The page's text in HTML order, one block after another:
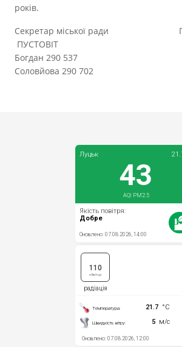
років.
Секретар міської ради
ПУСТОВІТ
Богдан 290 537
Соловйова 290 702